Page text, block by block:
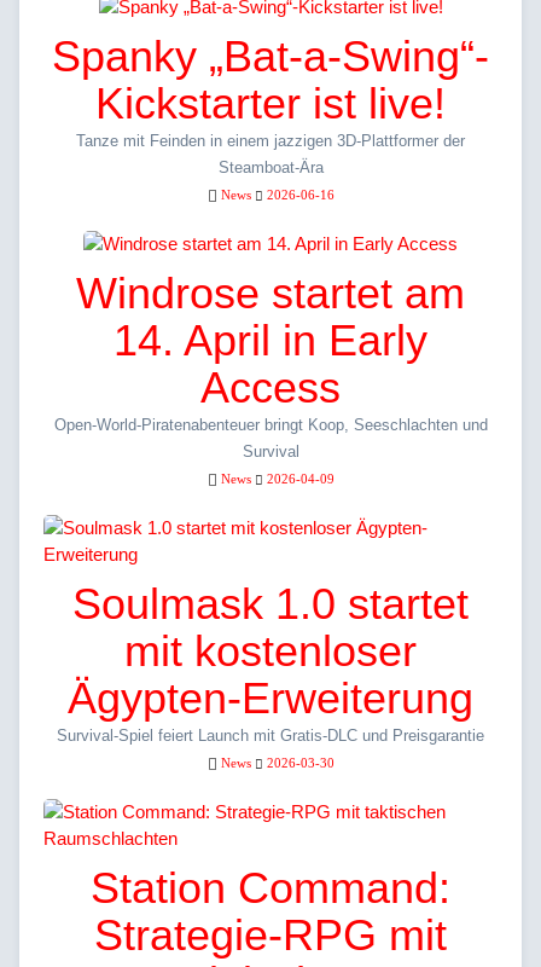
Spanky „Bat-a-Swing“-
Kickstarter ist live!
Tanze mit Feinden in einem jazzigen 3D-Plattformer der
Steamboat-Ära
News 2026-06-16
Windrose startet am
14. April in Early
Access
Open-World-Piratenabenteuer bringt Koop, Seeschlachten und
Survival
News 2026-04-09
Soulmask 1.0 startet
mit kostenloser
Ägypten-Erweiterung
Survival-Spiel feiert Launch mit Gratis-DLC und Preisgarantie
News 2026-03-30
Station Command:
Strategie-RPG mit